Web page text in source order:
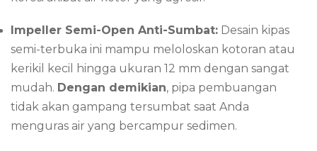
Impeller Semi-Open Anti-Sumbat: Desain kipas
semi-terbuka ini mampu meloloskan kotoran atau
kerikil kecil hingga ukuran 12 mm dengan sangat
mudah. Dengan demikian, pipa pembuangan
tidak akan gampang tersumbat saat Anda
menguras air yang bercampur sedimen.